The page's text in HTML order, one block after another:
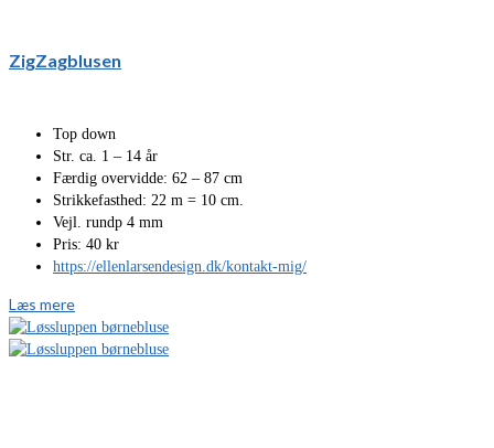
ZigZagblusen
Top down
Str. ca. 1 – 14 år
Færdig overvidde: 62 – 87 cm
Strikkefasthed: 22 m = 10 cm.
Vejl. rundp 4 mm
Pris: 40 kr
https://ellenlarsendesign.dk/kontakt-mig/
Læs mere